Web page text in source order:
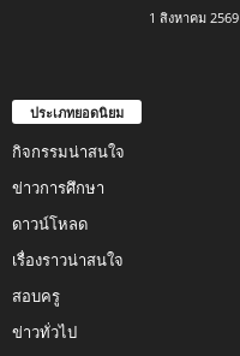
1 สิงหาคม 2569
ประเภทยอดนิยม
กิจกรรมน่าสนใจ
ข่าวการศึกษา
ดาวน์โหลด
เรื่องราวน่าสนใจ
สอบครู
ข่าวทั่วไป